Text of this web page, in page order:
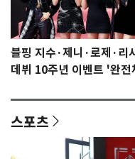
블핑 지수·제니·로제·리
데뷔 10주년 이벤트 '완전
스포츠